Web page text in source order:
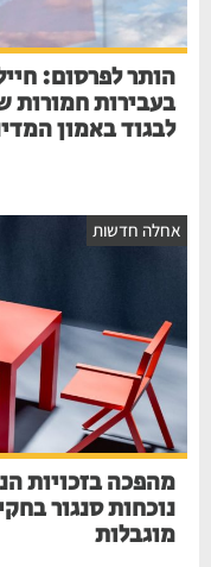
הותר לפרסום: חייל
בעבירות חמורות של
לבגוד באמון המדינה
חדשות
מהפכה בזכויות
נוכחות סנגור
מוגבלות